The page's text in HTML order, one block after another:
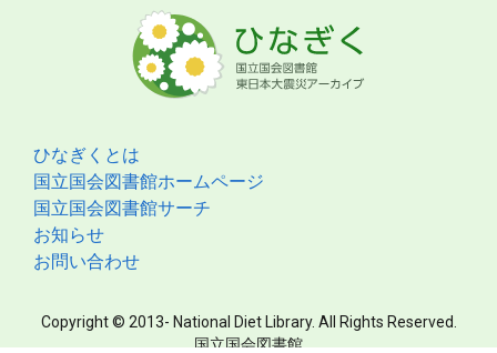
ひなぎくとは
国立国会図書館ホームページ
国立国会図書館サーチ
お知らせ
お問い合わせ
Copyright © 2013- National Diet Library. All Rights Reserved.